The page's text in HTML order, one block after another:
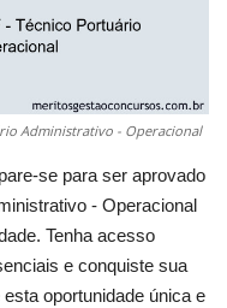
Administrativo - Operacional
se para ser aprovado
- Operacional
Tenha acesso
e conquiste sua
oportunidade única e